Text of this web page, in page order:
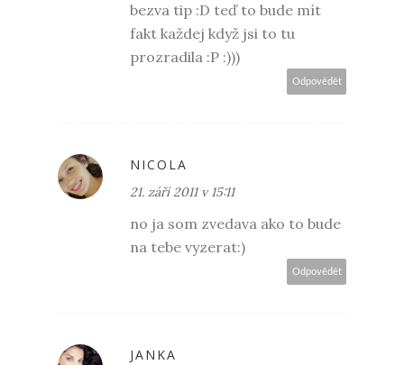
bezva tip :D teď to bude mít
fakt každej když jsi to tu
prozradila :P :)))
Odpovědět
NICOLA
21. září 2011 v 15:11
no ja som zvedava ako to bude
na tebe vyzerat:)
Odpovědět
JANKA